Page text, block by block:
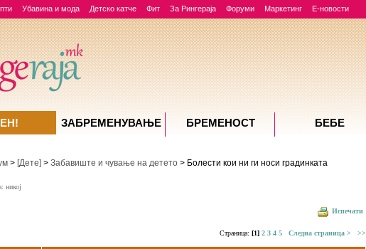
Убавина и мода Детско катче Фит За Рингераја Форуми Маркетинг Е-новости
> [Дете] > Забавиште и чување на детето> Болести кои ни ги носи градинката
никој
Испечати
Страница: [1] 2 3 4 5 Следна страница > >>
ЗАБРЕМЕНУВАЊE БРЕМЕНОСТ БЕБЕ